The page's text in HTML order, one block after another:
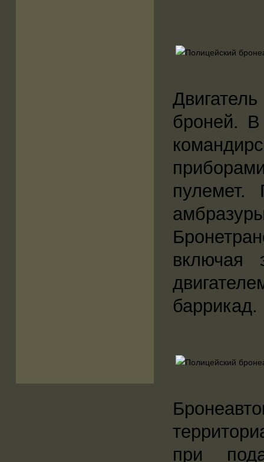
броней. В
включая
баррикад.
при